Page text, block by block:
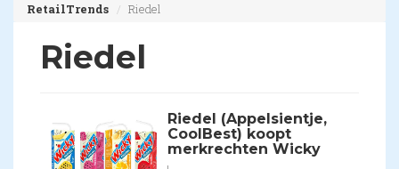
RetailTrends Riedel
Riedel
Riedel (Appelsientje,
CoolBest) koopt
merkrechten Wicky